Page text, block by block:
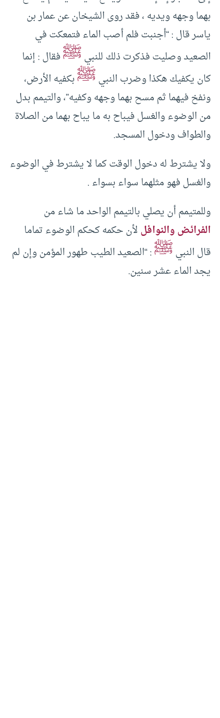
بهما وجهه ويديه ، فقد روى الشيخان عن عمار بن
ياسر قال : “أجنبت فلم أصب الماء فتمعكت في
الصعيد وصليت فذكرت ذلك للنبيﷺفقال : إنما
كان يكفيك هكذا وضرب النبيﷺبكفيه الأرض،
ونفخ فيهما ثم مسح بهما وجهه وكفيه”، والتيمم بدل
من الوضوء والغسل فيباح به ما يباح بهما من الصلاة
والطواف ودخول المسجد.
ولا يشترط له دخول الوقت كما لا يشترط في الوضوء
والغسل فهو مثلهما سواء بسواء .
وللمتيمم أن يصلي بالتيمم الواحد ما شاء من
الفرائض والنوافللأن حكمه كحكم الوضوء تماما
قال النبيﷺ: “الصعيد الطيب طهور المؤمن وإن لم
يجد الماء عشر سنين.